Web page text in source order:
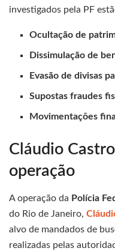
investigados pela PF
Ocultação de
Dissimulação de
Evasão de divisas
Supostas fraudes
Movimentações
Cláudio
operação
A operação da Polícia
do Rio de Janeiro,
alvo de mandados de
realizadas pelas